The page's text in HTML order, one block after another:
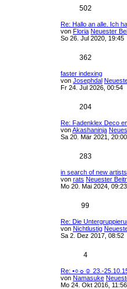
502
Re: Hallo an alle. Ich
von Floria Neuester
So 26. Jul 2020, 19:45
362
faster indexing
von Josephdal
Fr 24. Jul 2026, 00:54
204
Re: Fadenklex Deco
vonAkashaninja
Sa 20. Mär 2021, 20:00
283
in search of new artists
von rats Neuester
Mo 20. Mai 2024, 09:23
99
Re: Die
von Nichtlustig
Sa 2. Dez 2017, 08:52
4
Re: •○☼☺ 23.-
von Namasuke
Mo 24. Okt 2016, 11:56